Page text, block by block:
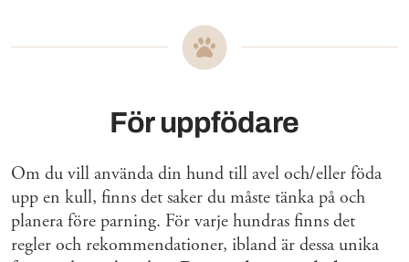
För uppfödare
Om du vill använda din hund till avel och/eller föda
upp en kull, finns det saker du måste tänka på och
planera före parning. För varje hundras finns det
regler och rekommendationer, ibland är dessa unika